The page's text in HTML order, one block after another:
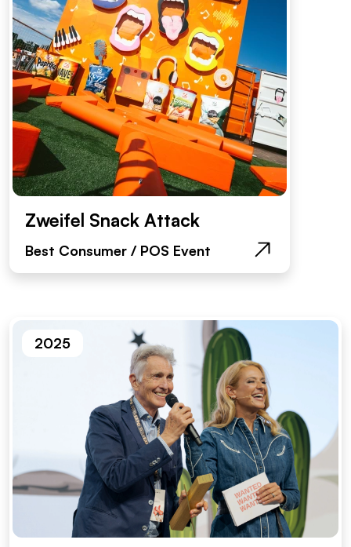
Zweifel Snack Attack
Best Consumer / POS Event
2025